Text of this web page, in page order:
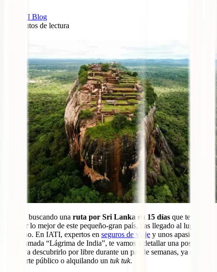
IATI Blog
minutos de lectura
Si estás buscando una ruta por Sri Lanka en 15 días que te lleve a
conocer lo mejor de este pequeño-gran país, has llegado al lugar
oportuno. En IATI, expertos en seguros de viaje y unos apasionados
de la llamada “Lágrima de India”, te vamos a detallar una posible
ruta para descubrirlo por libre durante un par de semanas, ya sea en
transporte público o alquilando un tuk tuk.